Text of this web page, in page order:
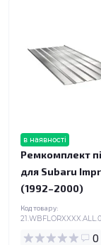
в наявності
Ремкомплект
для Subaru
(1992–2000)
Код товару:
0